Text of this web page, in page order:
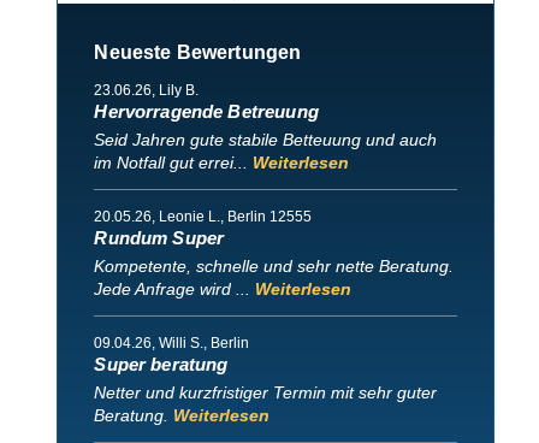
Neueste Bewertungen
23.06.26 , Lily B.
Hervorragende Betreuung
Seid Jahren gute stabile Betteuung und auch
im Notfall gut errei... Weiterlesen
20.05.26 , Leonie L., Berlin 12555
Rundum Super
Kompetente, schnelle und sehr nette Beratung.
Jede Anfrage wird ... Weiterlesen
09.04.26 , Willi S., Berlin
Super beratung
Netter und kurzfristiger Termin mit sehr guter
Beratung. Weiterlesen